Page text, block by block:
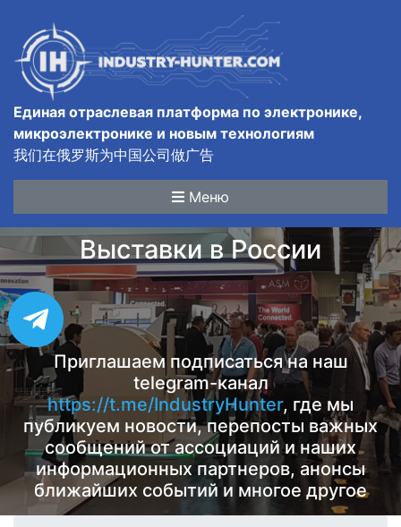
Единая отраслевая платформа по электронике,
микроэлектронике и новым технологиям
我们在俄罗斯为中国公司做广告
Меню
Выставки в России
Приглашаем подписаться на наш
telegram-канал
https://t.me/IndustryHunter, где мы
публикуем новости, перепосты важных
сообщений от ассоциаций и наших
информационных партнеров, анонсы
ближайших событий и многое другое